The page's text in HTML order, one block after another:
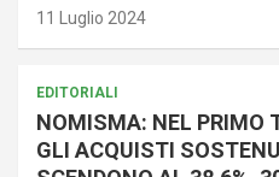
11 Luglio 2024
EDITORIALI
NOMISMA: NEL PRIMO
GLI ACQUISTI